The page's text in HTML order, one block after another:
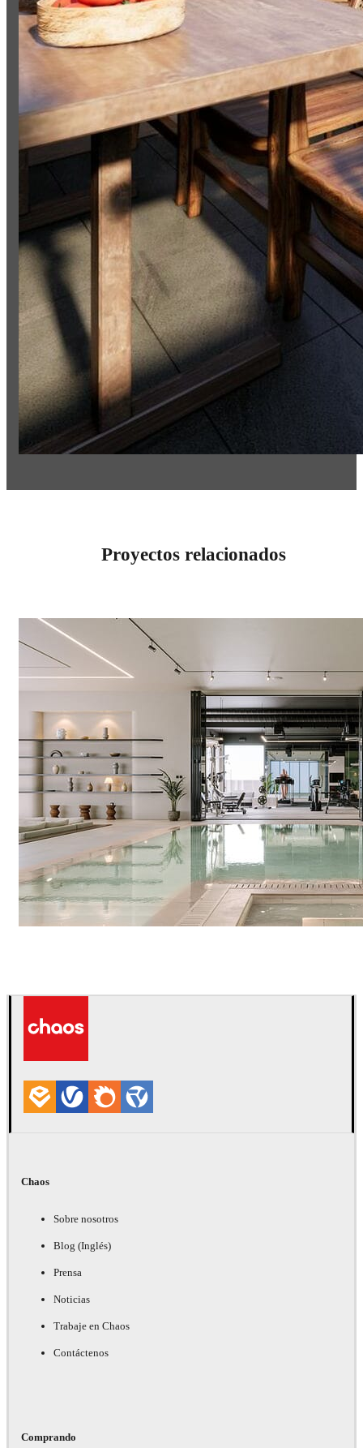
Proyectos relacionados
Chaos
Sobre nosotros
Blog (Inglés)
Prensa
Noticias
Trabaje en Chaos
Contáctenos
Comprando